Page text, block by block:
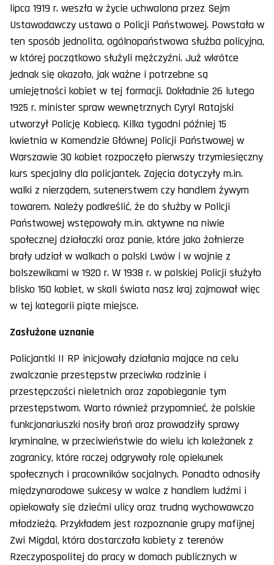
lipca 1919 r. weszła w życie uchwalona przez Sejm
Ustawodawczy ustawa o Policji Państwowej. Powstała w
ten sposób jednolita, ogólnopaństwowa służba policyjna,
w której początkowo służyli mężczyźni. Już wkrótce
jednak się okazało, jak ważne i potrzebne są
umiejętności kobiet w tej formacji. Dokładnie 26 lutego
1925 r. minister spraw wewnętrznych Cyryl Ratajski
utworzył Policję Kobiecą. Kilka tygodni później 15
kwietnia w Komendzie Głównej Policji Państwowej w
Warszawie 30 kobiet rozpoczęło pierwszy trzymiesięczny
kurs specjalny dla policjantek. Zajęcia dotyczyły m.in.
walki z nierządem, sutenerstwem czy handlem żywym
towarem. Należy podkreślić, że do służby w Policji
Państwowej wstępowały m.in. aktywne na niwie
społecznej działaczki oraz panie, które jako żołnierze
brały udział w walkach o polski Lwów i w wojnie z
bolszewikami w 1920 r. W 1938 r. w polskiej Policji służyło
blisko 150 kobiet, w skali świata nasz kraj zajmował więc
w tej kategorii piąte miejsce.
Zasłużone uznanie
Policjantki II RP inicjowały działania mające na celu
zwalczanie przestępstw przeciwko rodzinie i
przestępczości nieletnich oraz zapobieganie tym
przestępstwom. Warto również przypomnieć, że polskie
funkcjonariuszki nosiły broń oraz prowadziły sprawy
kryminalne, w przeciwieństwie do wielu ich koleżanek z
zagranicy, które raczej odgrywały rolę opiekunek
społecznych i pracowników socjalnych. Ponadto odnosiły
międzynarodowe sukcesy w walce z handlem ludźmi i
opiekowały się dziećmi ulicy oraz trudną wychowawczo
młodzieżą. Przykładem jest rozpoznanie grupy mafijnej
Zwi Migdal, która dostarczała kobiety z terenów
Rzeczypospolitej do pracy w domach publicznych w